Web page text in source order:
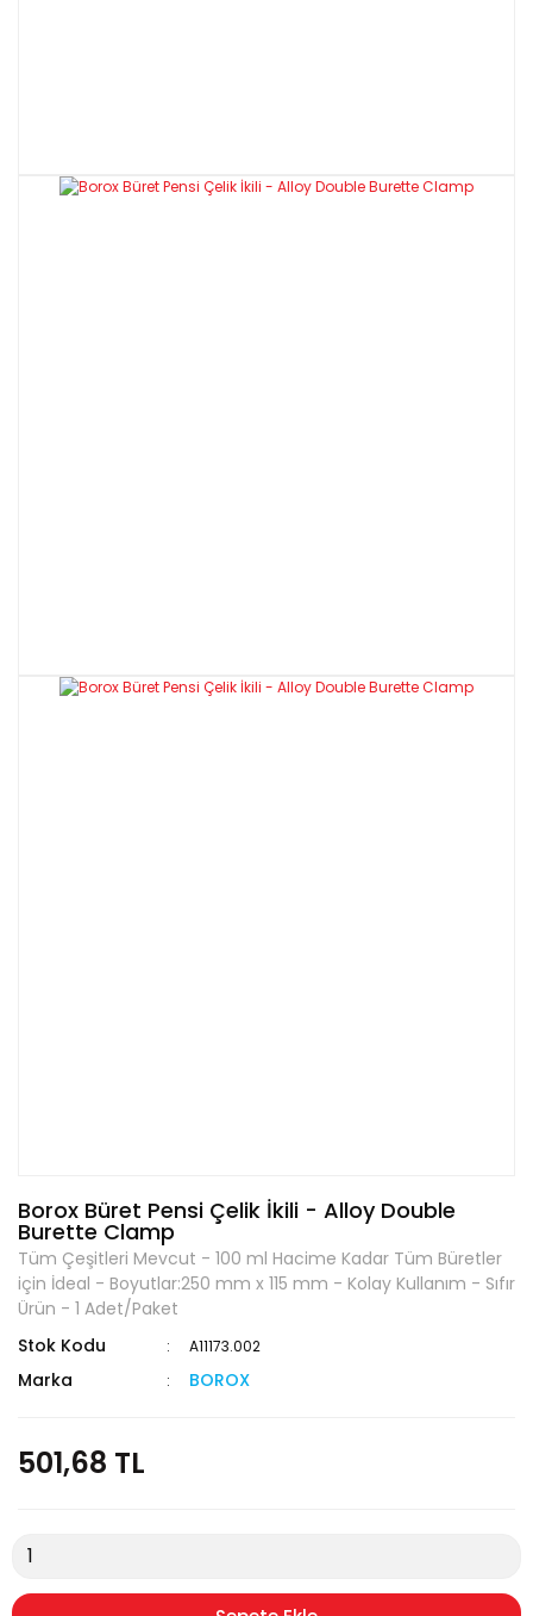
Borox Büret Pensi Çelik İkili - Alloy Double
Burette Clamp
Tüm Çeşitleri Mevcut - 100 ml Hacime Kadar Tüm Büretler
için İdeal - Boyutlar:250 mm x 115 mm - Kolay Kullanım - Sıfır
Ürün - 1 Adet/Paket
Stok Kodu
A11173.002
Marka BOROX
501,68 TL